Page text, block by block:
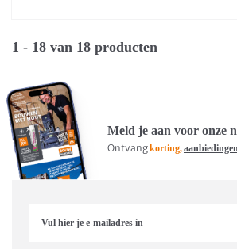
1 - 18 van 18 producten
Meld je aan voor onze
Ontvangkorting,